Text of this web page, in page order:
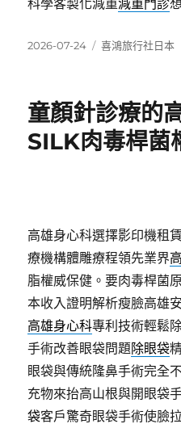
科學客製化減重減重門診
發
2026-07-24
分
喜鴻旅行社日本
童顏針診療的
SILK肉毒桿菌
高雄身心科選擇影印機租
療機構體雕療程領先業界
脂權威保健。要肉毒桿菌
本收入證明解析瘦臉高雄
高雄身心科專利技術輕鬆
手術改善眼袋問題除眼袋
眼袋與傳統隆鼻手術完全
充物來抬高山根與開眼袋
袋客戶驚奇眼袋手術使臉